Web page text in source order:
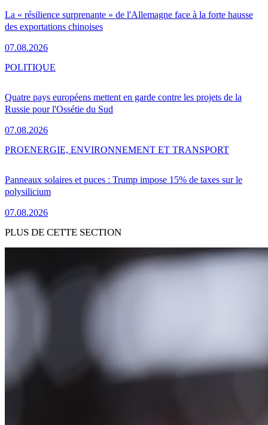
La « résilience surprenante » de l'Allemagne face à la forte hausse
des exportations chinoises
07.08.2026
Quatre pays européens mettent en garde contre les projets de la
Russie pour l'Ossétie du Sud
07.08.2026
POLITIQUE
Panneaux solaires et puces : Trump impose 15% de taxes sur le
polysilicium
07.08.2026
PROENERGIE, ENVIRONNEMENT ET TRANSPORT
PLUS DE CETTE SECTION